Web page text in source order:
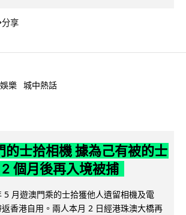
分享
樂 城中熱話
的士拾相機 據為己有被的士
個月後再入境被捕
5 月遊澳門乘的士拾獲他人遺留相機及電
香港自用。兩人本月 2 日經港珠澳大橋再